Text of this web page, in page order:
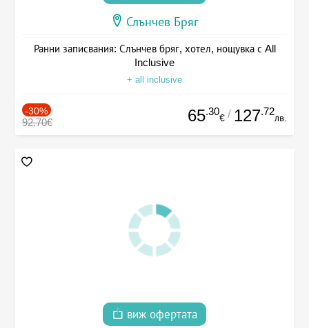
Слънчев Бряг
Ранни записвания: Слънчев бряг, хотел, нощувка с All
Inclusive
+ all inclusive
-30%
92.70€ 65.30
€ / 127.72
лв.
виж офертата